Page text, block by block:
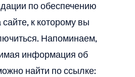
по обеспечению
к которому вы
Напоминаем,
информация об
найти по ссылке: